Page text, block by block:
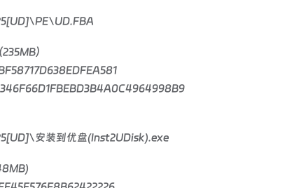
）
安装到优盘(Inst2UDisk).exe